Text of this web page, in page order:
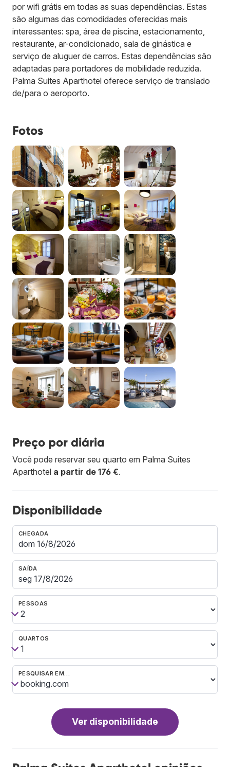
por wifi grátis em todas as suas dependências. Estas
são algumas das comodidades oferecidas mais
interessantes: spa, área de piscina, estacionamento,
restaurante, ar-condicionado, sala de ginástica e
serviço de aluguer de carros. Estas dependências são
adaptadas para portadores de mobilidade reduzida.
Palma Suites Aparthotel oferece serviço de translado
de/para o aeroporto.
Fotos
Preço por diária
Você pode reservar seu quarto em Palma Suites
Aparthotel a partir de 176 €.
Disponibilidade
CHEGADA
SAÍDA
PESSOAS
QUARTOS
PESQUISAR EM…
Ver disponibilidade